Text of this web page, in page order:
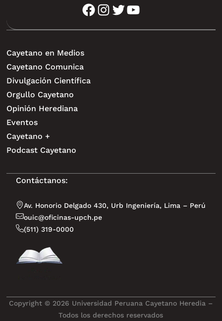
facebook instagram twitter youtube
Cayetano en Medios
Cayetano Comunica
Divulgación Científica
Orgullo Cayetano
Opinión Herediana
Eventos
Cayetano +
Podcast Cayetano
Contáctanos:
Av. Honorio Delgado 430, Urb Ingeniería, Lima – Perú
ouic@oficinas-upch.pe
(511) 319-0000
Copyright © 2026 Universidad Peruana Cayetano Heredia –
Todos los derechos reservados